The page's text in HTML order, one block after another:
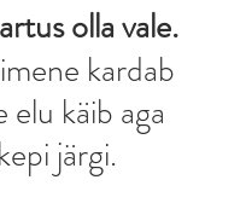
olla vale.
kardab
elu käib aga
järgi.